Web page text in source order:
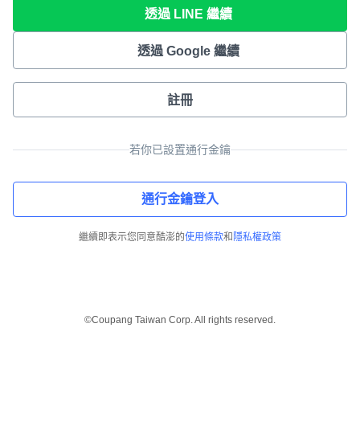
透過 LINE 繼續
透過 Google 繼續
註冊
若你已設置通行金鑰
通行金鑰登入
繼續即表示您同意酷澎的使用條款和 隱私權政策
©Coupang Taiwan Corp. All rights reserved.